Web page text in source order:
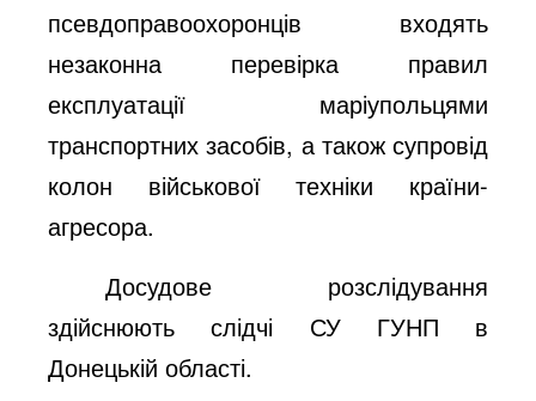
псевдоправоохоронців входять
незаконна перевірка правил
експлуатації маріупольцями
транспортних засобів, а також супровід
колон військової техніки країни-
агресора.
Досудове розслідування
здійснюють слідчі СУ ГУНП в
Донецькій області.